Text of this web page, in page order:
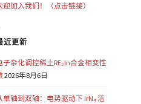
迎加入我们！（点击链接）
近更新
子杂化调控稀土RE₂In合金相变性
2026年8月6日
单轴到双轴：电势驱动下 IrN₄ 活